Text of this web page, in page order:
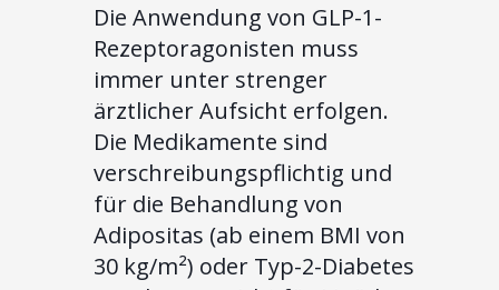
Die Anwendung von GLP-1-
Rezeptoragonisten muss
immer unter strenger
ärztlicher Aufsicht erfolgen.
Die Medikamente sind
verschreibungspflichtig und
für die Behandlung von
Adipositas (ab einem BMI von
30 kg/m²) oder Typ-2-Diabetes